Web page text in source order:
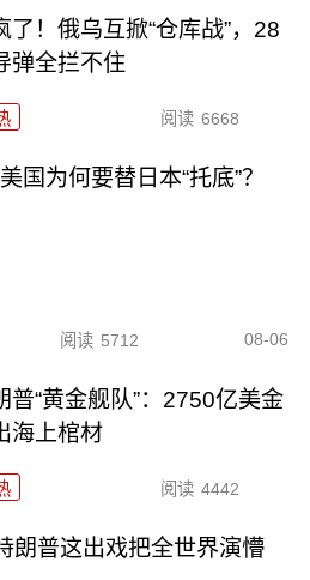
了！俄乌互掀“仓库战”，28
弹全拦不住
阅读 6668
国为何要替日本“托底”？
阅读 5712 08-06
普“黄金舰队”：2750亿美金
海上棺材
阅读 4442
朗普这出戏把全世界演懵